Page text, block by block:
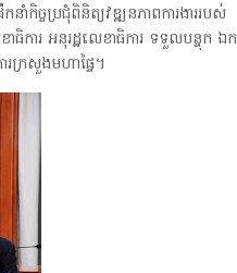
ាំកិច្ចប្រជុំពិនិត្យវឌ្ឍនភាពការងាររបស់
ការ អនុរដ្ឋលេខាធិការ ទទួលបន្ទុក ឯក
ក្រសួងមហាផ្ទៃ។